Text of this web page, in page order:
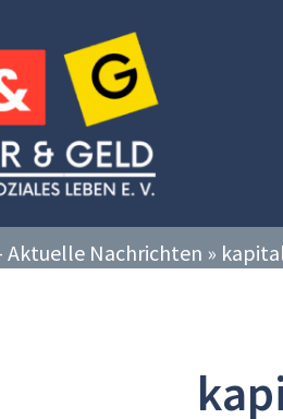
Aktuelle Nachrichten »